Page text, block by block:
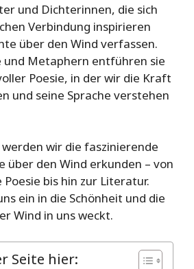
und Dichterinnen, die sich
Verbindung inspirieren
über den Wind verfassen.
und Metaphern entführen sie
Poesie, in der wir die Kraft
und seine Sprache verstehen
wir die faszinierende
über den Wind erkunden – von
bis hin zur Literatur.
ein in die Schönheit und die
Wind in uns weckt.
Seite hier: